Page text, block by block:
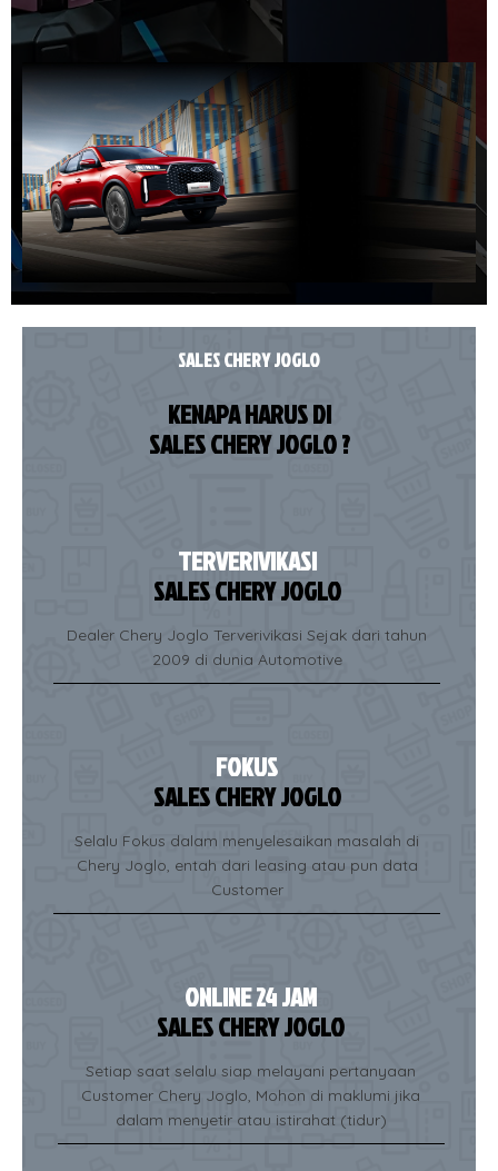
SALES CHERY JOGLO
KENAPA HARUS DI
SALES CHERY JOGLO ?
TERVERIVIKASI
SALES CHERY JOGLO
Dealer Chery Joglo Terverivikasi Sejak dari tahun
2009 di dunia Automotive
FOKUS
SALES CHERY JOGLO
Selalu Fokus dalam menyelesaikan masalah di
Chery Joglo, entah dari leasing atau pun data
Customer
ONLINE 24 JAM
SALES CHERY JOGLO
Setiap saat selalu siap melayani pertanyaan
Customer Chery Joglo, Mohon di maklumi jika
dalam menyetir atau istirahat (tidur)